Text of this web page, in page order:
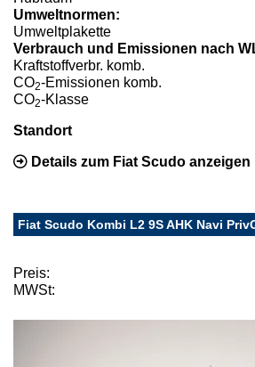
Umweltnormen:
Umweltplakette
Verbrauch und Emissionen nach
Kraftstoffverbr. komb.
CO2-Emissionen komb.
CO2-Klasse
Standort
Details zum Fiat Scudo anzeigen
Fiat Scudo Kombi L2 9S AHK Navi
Preis:
MWSt: